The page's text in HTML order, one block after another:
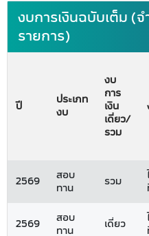
งบการเงินฉบับเต็ม (
รายการ)
ปี
ประเภท
งบ
งบ
การ
เงิน
เดี่ยว/
รวม
2569
สอบ
ทาน
รวม
2569
สอบ
ทาน
เดี่ยว